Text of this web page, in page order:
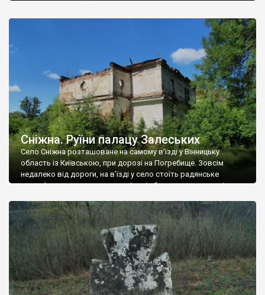
Наддністрянське відрізняється від більшості навколишніх
сіл. У селі є мурована Михайлівська церква. Точної дати […]
Сніжна. Руїни палацу Залеських
Село Сніжна розташоване на самому в’їзді у Вінницьку
область із Київською, при дорозі на Погребище. Зовсім
недалеко від дороги, на в’їзді у село стоїть радянське
рельєфне пано, яке показує жінку і яблуню, а трохи далі, десь
не видно, але видно дві стареньких колії у траві – […]